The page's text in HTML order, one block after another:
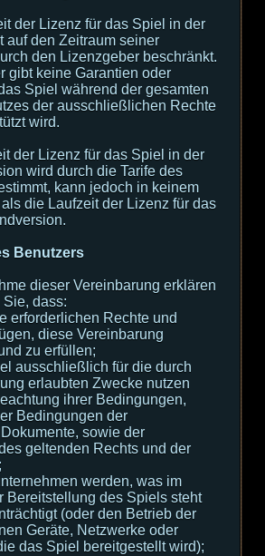
der Lizenz für das Spiel in der
auf den Zeitraum seiner
den Lizenzgeber beschränkt.
gibt keine Garantien oder
Spiel während der gesamten
der ausschließlichen Rechte
wird.
der Lizenz für das Spiel in der
wird durch die Tarife des
kann jedoch in keinem
die Laufzeit der Lizenz für das
Benutzers
dieser Vereinbarung erklären
dass:
erforderlichen Rechte und
diese Vereinbarung
zu erfüllen;
ausschließlich für die durch
erlaubten Zwecke nutzen
ihrer Bedingungen,
Bedingungen der
sowie der
geltenden Rechts und der
werden, was im
Bereitstellung des Spiels steht
(oder den Betrieb der
Geräte, Netzwerke oder
das Spiel bereitgestellt wird);